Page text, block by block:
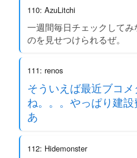
110: AzuLitchi
一週間毎日チェックして
のを見せつけられるぜ。
111: renos
そういえば最近ブコ
ね。。。やっぱり建
あ
112: Hidemonster